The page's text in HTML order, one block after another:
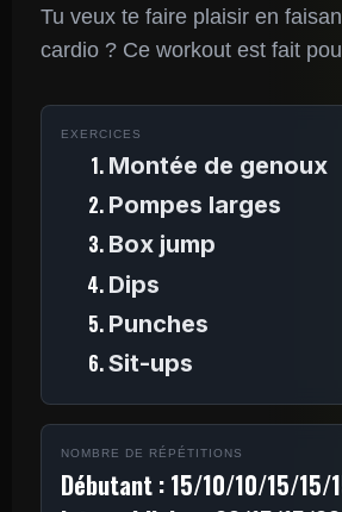
Tu veux te faire plaisir en
cardio ? Ce workout est fait
EXERCICES
Montée de genoux
Pompes larges
Box jump
Dips
Punches
Sit-ups
NOMBRE DE RÉPÉTITIONS
Débutant : 15/10/10/15/15/